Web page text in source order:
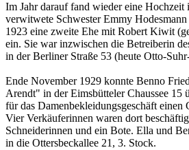
Im Jahr darauf fand wieder eine Hochzeit
verwitwete Schwester Emmy
1923 eine zweite Ehe mit Robert Kiwit
ein. Sie war inzwischen die Betreiberin
in der Berliner Straße 53 (heute Otto-
Ende November 1929 konnte Benno
Arendt" in der Eimsbütteler Chaussee 15
für das Damenbekleidungsgeschäft einen
Vier Verkäuferinnen waren dort
Schneiderinnen und ein Bote. Ella und
in die Ottersbeckallee 21, 3. Stock.